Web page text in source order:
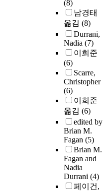
(8)
남경태
옮김 (8)
Durrani,
Nadia (7)
이희준
(6)
Scarre,
Christopher
(6)
이희준
옮김 (6)
edited by
Brian M.
Fagan (5)
Brian M.
Fagan and
Nadia
Durrani (4)
페이건,